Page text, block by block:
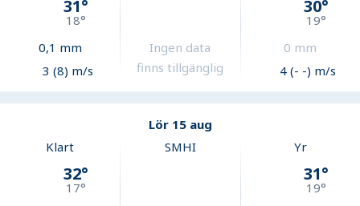
31°
18°
0,1 mm
3 (8) m/s
Ingen data
finns tillgänglig
30°
19°
0 mm
4 (- -) m/s
Lör 15 aug
Klart
32°
17°
SMHI Yr
31°
19°